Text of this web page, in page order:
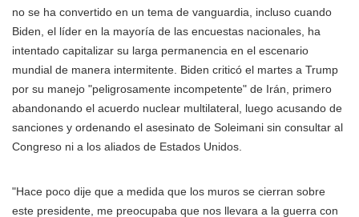
no se ha convertido en un tema de vanguardia, incluso cuando
Biden, el líder en la mayoría de las encuestas nacionales, ha
intentado capitalizar su larga permanencia en el escenario
mundial de manera intermitente. Biden criticó el martes a Trump
por su manejo "peligrosamente incompetente" de Irán, primero
abandonando el acuerdo nuclear multilateral, luego acusando de
sanciones y ordenando el asesinato de Soleimani sin consultar al
Congreso ni a los aliados de Estados Unidos.
"Hace poco dije que a medida que los muros se cierran sobre
este presidente, me preocupaba que nos llevara a la guerra con